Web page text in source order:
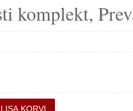
komplekt,